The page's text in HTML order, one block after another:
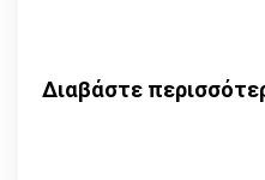
Διαβάστε